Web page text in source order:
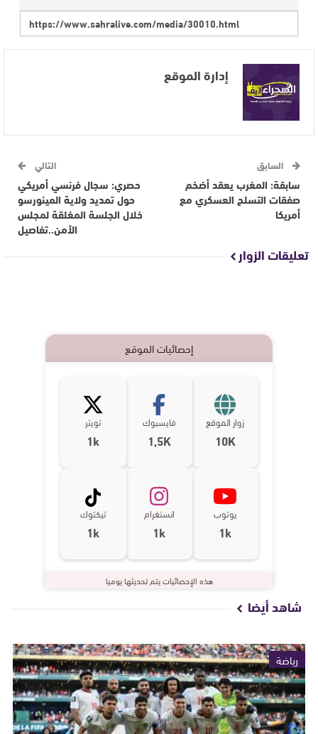
إدارة الموقع
السابق
سابقة: المغرب يعقد أضخم
صفقات التسلح العسكري مع
أمريكا
التالي
حصري: سجال فرنسي أمريكي
حول تمديد ولاية المينورسو
خلال الجلسة المغلقة لمجلس
الأمن..تفاصيل
تعليقات الزوار
إحصائيات الموقع
زوار الموقع
10K
فايسبوك
1,5K
تويتر
1k
يوتوب
1k
انستغرام
1k
تيكتوك
1k
هذه الإحصائيات يتم تحديثها يوميا
شاهد أيضا
رياضة